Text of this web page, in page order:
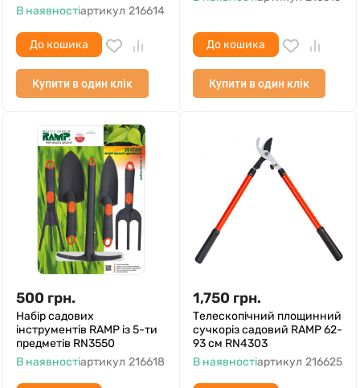
В наявностіартикул 216614
До кошика
Купити в один клік
До кошика
Купити в один клік
500 грн.
Набір садових
інструментів RAMP із 5-ти
предметів RN3550
В наявностіартикул 216618
1,750 грн.
Телескопічний площинний
сучкоріз садовий RAMP 62-
93 см RN4303
В наявностіартикул 216625